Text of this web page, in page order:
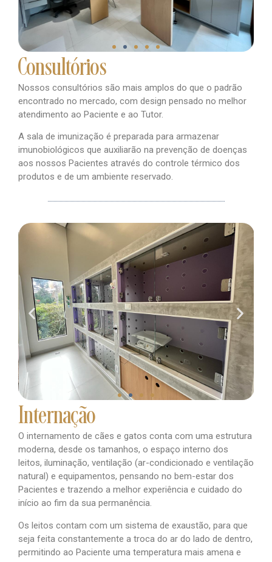
Consultórios
Nossos consultórios são mais amplos do que o padrão
encontrado no mercado, com design pensado no melhor
atendimento ao Paciente e ao Tutor.
A sala de imunização é preparada para armazenar
imunobiológicos que auxiliarão na prevenção de doenças
aos nossos Pacientes através do controle térmico dos
produtos e de um ambiente reservado.
Internação
O internamento de cães e gatos conta com uma estrutura
moderna, desde os tamanhos, o espaço interno dos
leitos, iluminação, ventilação (ar-condicionado e ventilação
natural) e equipamentos, pensando no bem-estar dos
Pacientes e trazendo a melhor experiência e cuidado do
início ao fim da sua permanência.
Os leitos contam com um sistema de exaustão, para que
seja feita constantemente a troca do ar do lado de dentro,
permitindo ao Paciente uma temperatura mais amena e